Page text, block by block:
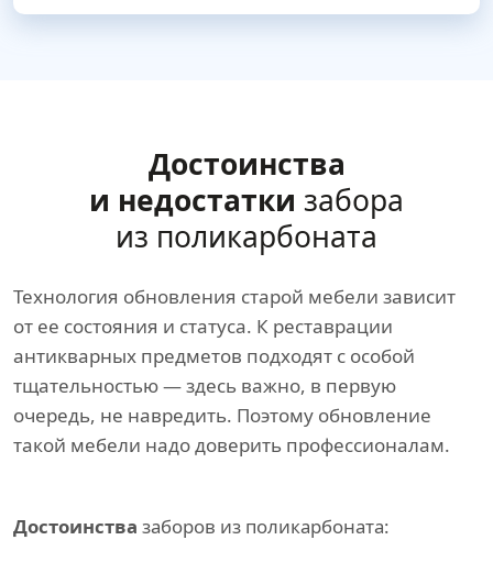
Достоинства
и недостатки забора
из поликарбоната
Технология обновления старой мебели зависит
от ее состояния и статуса. К реставрации
антикварных предметов подходят с особой
тщательностью — здесь важно, в первую
очередь, не навредить. Поэтому обновление
такой мебели надо доверить профессионалам.
Достоинства заборов из поликарбоната: